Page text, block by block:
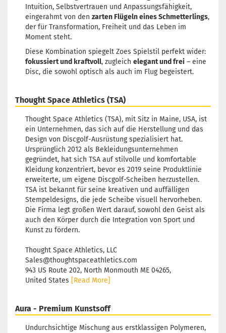
Intuition, Selbstvertrauen und Anpassungsfähigkeit,
eingerahmt von den zarten Flügeln eines Schmetterlings,
der für Transformation, Freiheit und das Leben im
Moment steht.
Diese Kombination spiegelt Zoes Spielstil perfekt wider:
fokussiert und kraftvoll, zugleich elegant und frei – eine
Disc, die sowohl optisch als auch im Flug begeistert.
Thought Space Athletics (TSA)
Thought Space Athletics (TSA), mit Sitz in Maine, USA, ist
ein Unternehmen, das sich auf die Herstellung und das
Design von Discgolf-Ausrüstung spezialisiert hat.
Ursprünglich 2012 als Bekleidungsunternehmen
gegründet, hat sich TSA auf stilvolle und komfortable
Kleidung konzentriert, bevor es 2019 seine Produktlinie
erweiterte, um eigene Discgolf-Scheiben herzustellen.
TSA ist bekannt für seine kreativen und auffälligen
Stempeldesigns, die jede Scheibe visuell hervorheben.
Die Firma legt großen Wert darauf, sowohl den Geist als
auch den Körper durch die Integration von Sport und
Kunst zu fördern.
Thought Space Athletics, LLC
Sales@thoughtspaceathletics.com
943 US Route 202, North Monmouth ME 04265,
United States [Read More]
Aura - Premium Kunstsoff
Undurchsichtige Mischung aus erstklassigen Polymeren,